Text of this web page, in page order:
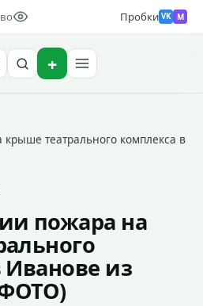
Пробки VK M
театрального комплекса в
пожара на
Иванове из